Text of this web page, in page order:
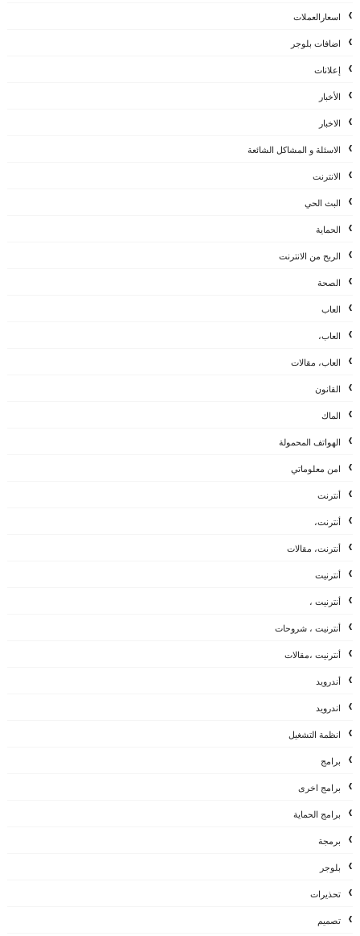
اسعارالعملات
اضافات بلوجر
إعلانات
الأخبار
الاخبار
الاسئلة و المشاكل الشائعة
الانترنت
البث الحي
الحماية
الربح من الانترنت
الصحة
العاب
العاب،
العاب، مقالات
القانون
الماك
الهواتف المحمولة
امن معلوماتي
أنترنت
أنترنت،
أنترنت، مقالات
أنترنيت
أنترنيت ،
أنترنيت ، شروحات
أنترنيت ،مقالات
أندرويد
اندرويد
انظمة التشغيل
برامج
برامج اخرى
برامج الحماية
برمجة
بلوجر
تحذيرات
تصميم